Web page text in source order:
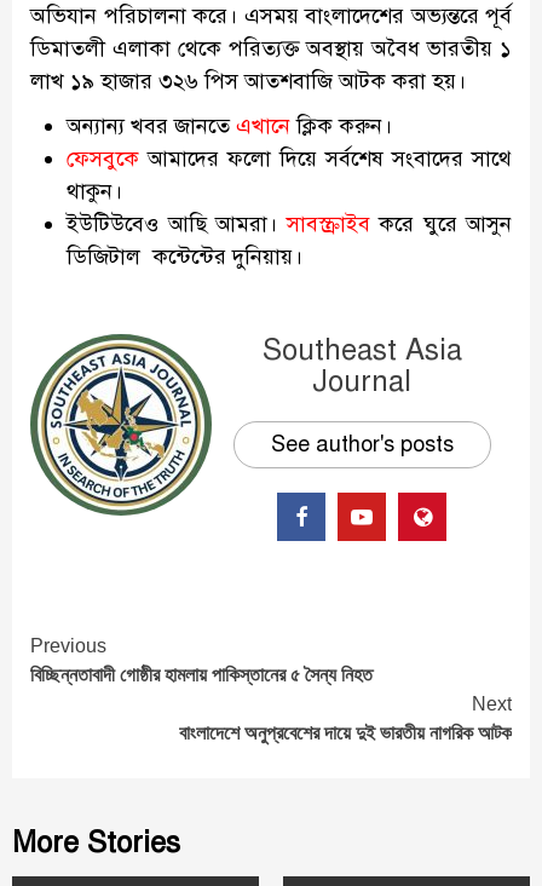
অভিযান পরিচালনা করে। এসময় বাংলাদেশের অভ্যন্তরে পূর্ব
ডিমাতলী এলাকা থেকে পরিত্যক্ত অবস্থায় অবৈধ ভারতীয় ১
লাখ ১৯ হাজার ৩২৬ পিস আতশবাজি আটক করা হয়।
অন্যান্য খবর জানতে এখানে ক্লিক করুন।
ফেসবুকে আমাদের ফলো দিয়ে সর্বশেষ সংবাদের সাথে
থাকুন।
ইউটিউবেও আছি আমরা। সাবস্ক্রাইব করে ঘুরে আসুন
ডিজিটাল কন্টেন্টের দুনিয়ায়।
Southeast Asia
Journal
See author's posts
Continue
Reading
Previous
বিচ্ছিন্নতাবাদী গোষ্ঠীর হামলায় পাকিস্তানের ৫ সৈন্য নিহত
Next
বাংলাদেশে অনুপ্রবেশের দায়ে দুই ভারতীয় নাগরিক আটক
More Stories